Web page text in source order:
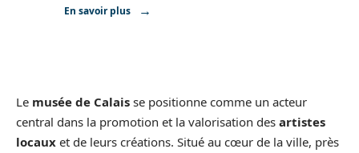
En savoir plus
Le musée de Calais se positionne comme un acteur
central dans la promotion et la valorisation des artistes
locaux et de leurs créations. Situé au cœur de la ville, près